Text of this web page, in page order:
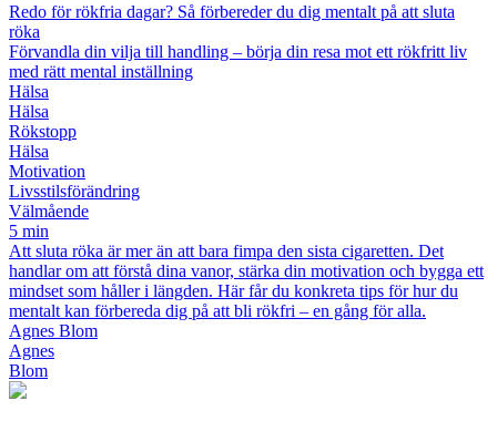
Redo för rökfria dagar? Så förbereder du dig mentalt på att sluta
röka
Förvandla din vilja till handling – börja din resa mot ett rökfritt liv
med rätt mental inställning
Hälsa
Hälsa
Rökstopp
Hälsa
Motivation
Livsstilsförändring
Välmående
5 min
Att sluta röka är mer än att bara fimpa den sista cigaretten. Det
handlar om att förstå dina vanor, stärka din motivation och bygga ett
mindset som håller i längden. Här får du konkreta tips för hur du
mentalt kan förbereda dig på att bli rökfri – en gång för alla.
Agnes Blom
Agnes
Blom